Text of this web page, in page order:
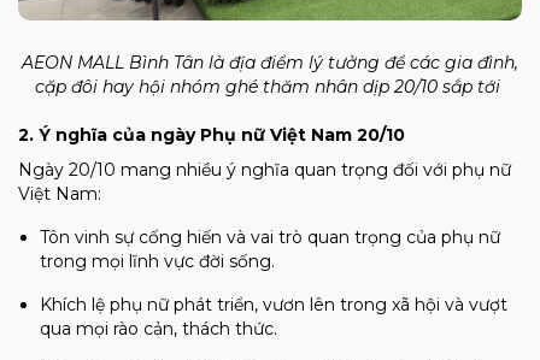
AEON MALL Bình Tân là địa điểm lý tưởng để các gia đình,
cặp đôi hay hội nhóm ghé thăm nhân dịp 20/10 sắp tới
2. Ý nghĩa của ngày Phụ nữ Việt Nam 20/10
Ngày 20/10 mang nhiều ý nghĩa quan trọng đối với phụ nữ
Việt Nam:
Tôn vinh sự cống hiến và vai trò quan trọng của phụ nữ
trong mọi lĩnh vực đời sống.
Khích lệ phụ nữ phát triển, vươn lên trong xã hội và vượt
qua mọi rào cản, thách thức.